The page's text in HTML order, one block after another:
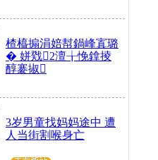
楂橀搧涓婄幇鍋峰寘璐
� 姘戣2澶╁悗鎿掕
醇褰掓
3岁男童找妈妈途中 遭
人当街割喉身亡